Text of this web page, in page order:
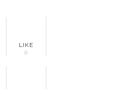
LIKE
0